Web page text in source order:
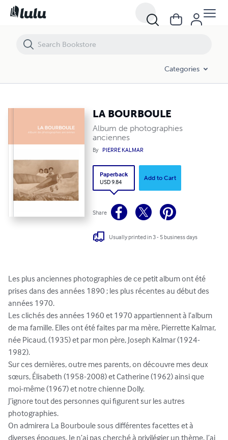
Categories
LA BOURBOULE
Album de photographies
anciennes
By PIERRE KALMAR
Paperback
USD 9.84
Add to Cart
Share
Usually printed in 3 - 5 business days
Les plus anciennes photographies de ce petit album ont été
prises dans des années 1890 ; les plus récentes au début des
années 1970.
Les clichés des années 1960 et 1970 appartiennent à l’album
de ma famille. Elles ont été faites par ma mère, Pierrette Kalmar,
née Picaud, (1935) et par mon père, Joseph Kalmar (1924-
1982).
Sur ces dernières, outre mes parents, on découvre mes deux
sœurs, Élisabeth (1958-2008) et Catherine (1962) ainsi que
moi-même (1967) et notre chienne Dolly.
J’ignore tout des personnes qui figurent sur les autres
photographies.
On admirera La Bourboule sous différentes facettes et à
diverses époques. Je n’ai pas cherché à privilégier un thème. J’ai
LA BOURBOULE